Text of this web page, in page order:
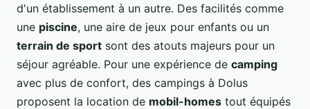
d'un établissement à un autre. Des facilités comme
une piscine, une aire de jeux pour enfants ou un
terrain de sport sont des atouts majeurs pour un
séjour agréable. Pour une expérience de camping
avec plus de confort, des campings à Dolus
proposent la location de mobil-homes tout équipés